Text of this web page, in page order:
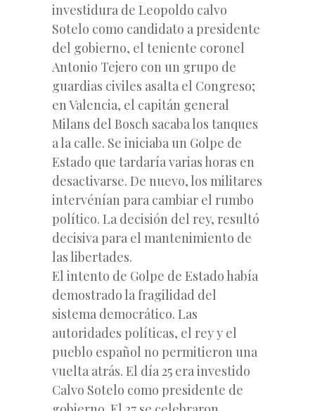
investidura de Leopoldo calvo
Sotelo como candidato a presidente
del gobierno, el teniente coronel
Antonio Tejero con un grupo de
guardias civiles asalta el Congreso;
en Valencia, el capitán general
Milans del Bosch sacaba los tanques
a la calle. Se iniciaba un Golpe de
Estado que tardaría varias horas en
desactivarse. De nuevo, los militares
intervénían para cambiar el rumbo
político. La decisión del rey, resultó
decisiva para el mantenimiento de
las libertades.
El intento de Golpe de Estado había
demostrado la fragilidad del
sistema democrático. Las
autoridades políticas, el rey y el
pueblo español no permitieron una
vuelta atrás. El día 25 era investido
Calvo Sotelo como presidente de